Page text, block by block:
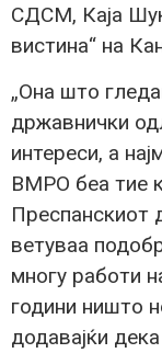
СДСМ, Каја
вистина“ на
„Она што
државнички
интереси, а
ВМРО беа тие
Преспанскиот
ветуваа
многу работи
години ништо
додавајќи